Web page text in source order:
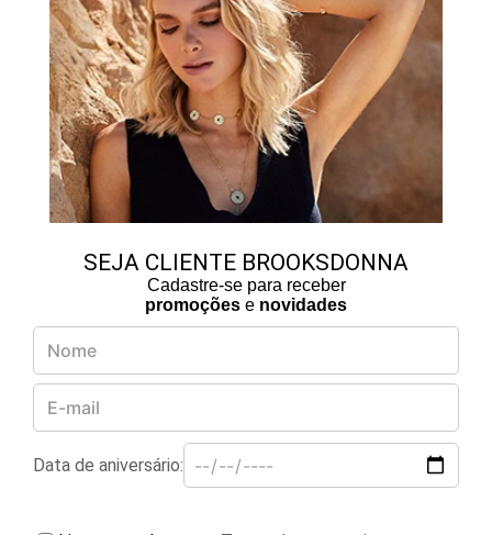
SEJA CLIENTE BROOKSDONNA
Cadastre-se para receber
promoções e novidades
Data de aniversário: